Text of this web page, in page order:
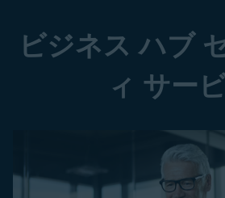
ビジネス ハブ
ィ サー